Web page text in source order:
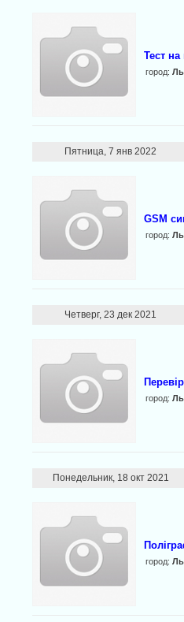
Тест
город:
Пятница, 7 янв 2022
GSM
город:
Четверг, 23 дек 2021
город:
Понедельник, 18 окт 2021
город: